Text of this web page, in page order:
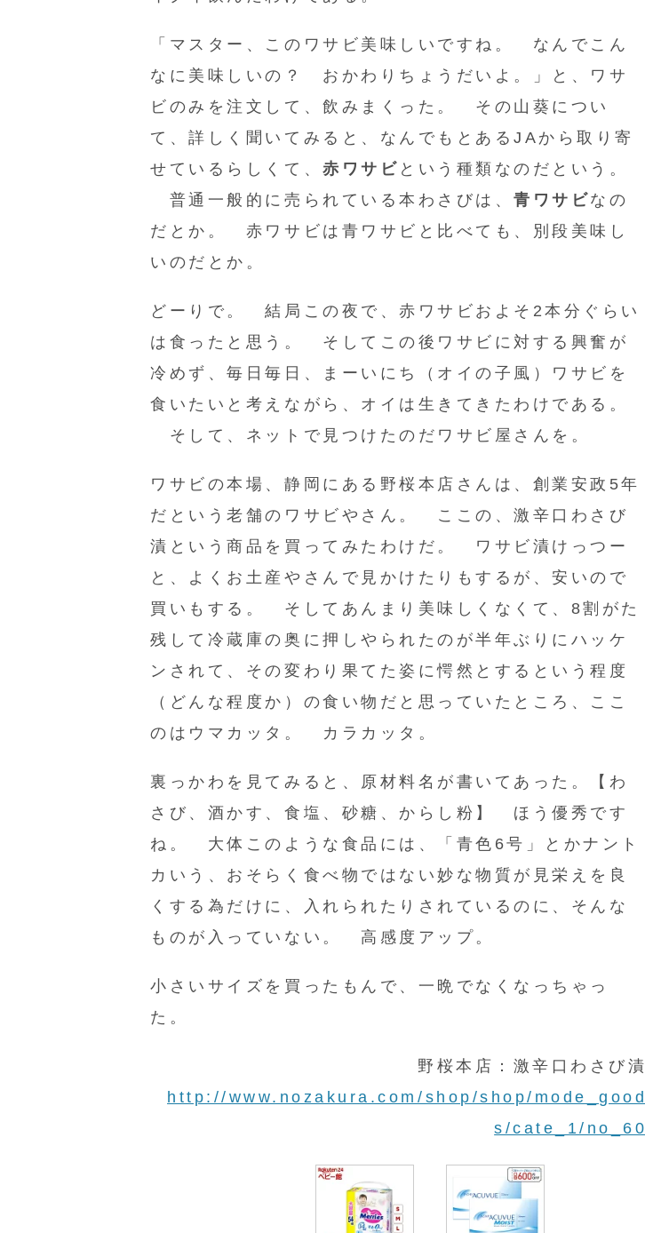
「マスター、このワサビ美味しいですね。 なんでこん
なに美味しいの？ おかわりちょうだいよ。」と、ワサ
ビのみを注文して、飲みまくった。 その山葵につい
て、詳しく聞いてみると、なんでもとあるJAから取り寄
せているらしくて、赤ワサビ という種類なのだという。
普通一般的に売られている本わさびは、青ワサビなの
だとか。 赤ワサビは青ワサビと比べても、別段美味し
いのだとか。
どーりで。 結局この夜で、赤ワサビおよそ2本分ぐらい
は食ったと思う。 そしてこの後ワサビに対する興奮が
冷めず、毎日毎日、まーいにち（オイの子風）ワサビを
食いたいと考えながら、オイは生きてきたわけである。
そして、ネットで見つけたのだワサビ屋さんを。
ワサビの本場、静岡にある野桜本店さんは、創業安政5年
だという老舗のワサビやさん。 ここの、激辛口わさび
漬という商品を買ってみたわけだ。 ワサビ漬けっつー
と、よくお土産やさんで見かけたりもするが、安いので
買いもする。 そしてあんまり美味しくなくて、8割がた
残して冷蔵庫の奥に押しやられたのが半年ぶりにハッケ
ンされて、その変わり果てた姿に愕然とするという程度
（どんな程度か）の食い物だと思っていたところ、ここ
のはウマカッタ。 カラカッタ。
裏っかわを見てみると、原材料名が書いてあった。【わ
さび、酒かす、食塩、砂糖、からし粉】 ほう優秀です
ね。 大体このような食品には、「青色6号」とかナント
カいう、おそらく食べ物ではない妙な物質が見栄えを良
くする為だけに、入れられたりされているのに、そんな
ものが入っていない。 高感度アップ。
小さいサイズを買ったもんで、一晩でなくなっちゃっ
た。
野桜本店：激辛口わさび漬
http://www.nozakura.com/shop/shop/mode_good
s/cate_1/no_60